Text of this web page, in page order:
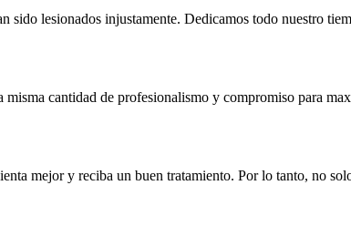
lesionados injustamente. Dedicamos todo nuestro
cantidad de profesionalismo y compromiso para
mejor y reciba un buen tratamiento. Por lo tanto, no